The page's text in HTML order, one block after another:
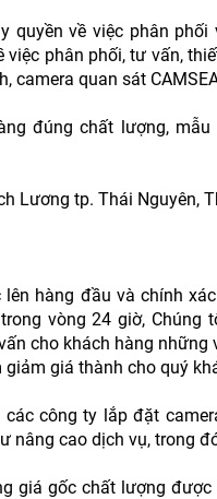
quyền về việc phân
việc phân phối, tư vấn,
camera quan sát
đúng chất lượng,
Lương tp. Thái Nguyên,
hàng đầu và chính
vòng 24 giờ,
cho khách hàng
giá thành cho quý
công ty lắp đặt
nâng cao dịch vụ, trong
giá gốc chất lượng